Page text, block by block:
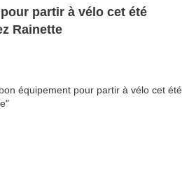
partir à vélo cet été
Rainette